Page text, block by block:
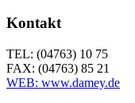
Kontakt
TEL: (04763) 10 75
FAX: (04763) 85 21
WEB: www.damey.de